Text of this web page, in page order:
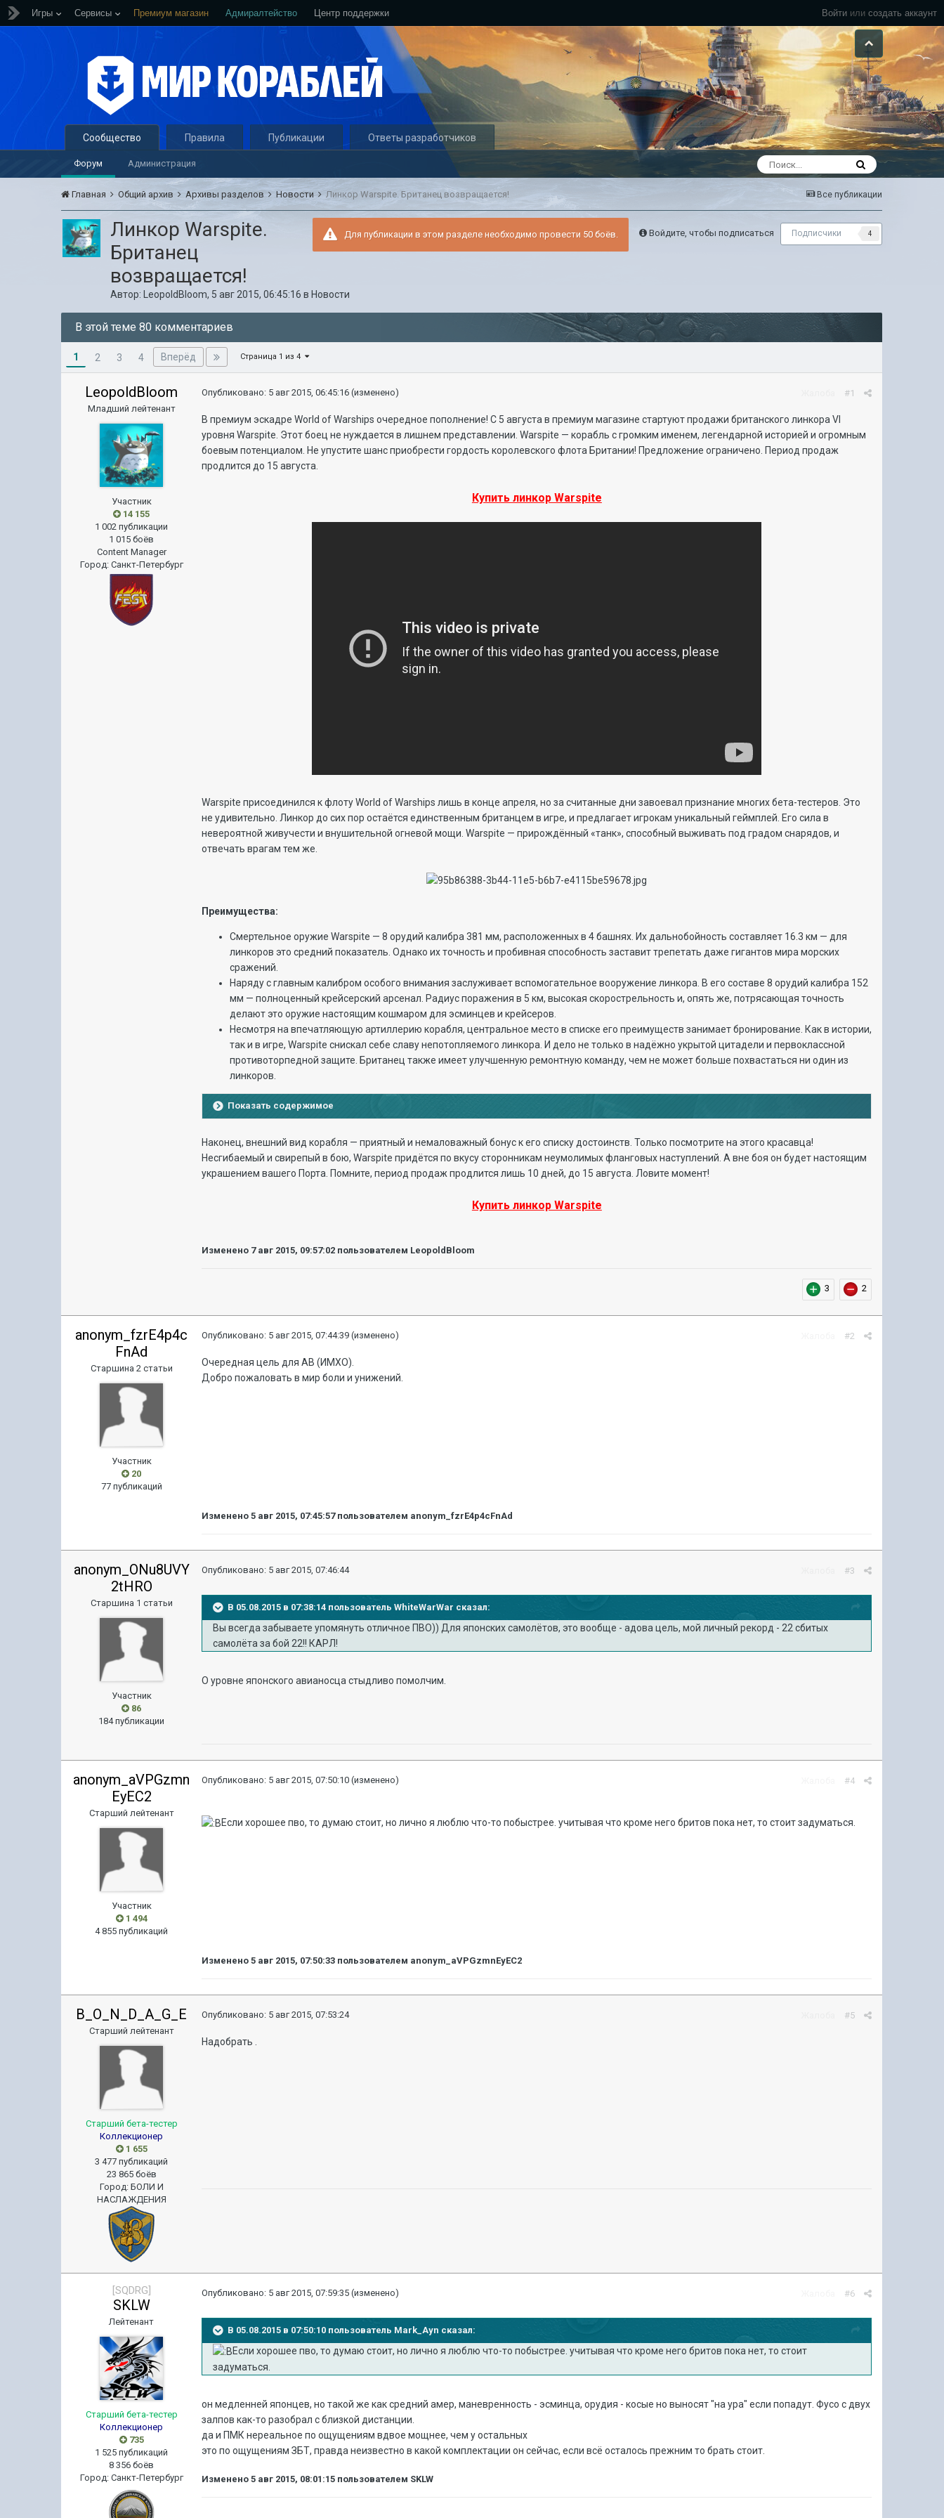
Войти или создать аккаунт
Игры Сервисы Премиум магазин Адмиралтейство Центр поддержки
Сообщество
Форум Администрация
Правила Публикации Ответы разработчиков
Все публикации
Главная Общий архив Архивы разделов Новости Линкор Warspite. Британец возвращается!
Войдите, чтобы подписаться Подписчики 4
Для публикации в этом разделе необходимо провести 50 боёв.
Линкор Warspite.
Британец
возвращается!
Автор: LeopoldBloom, 5 авг 2015, 06:45:16 в Новости
В этой теме 80 комментариев
1 2 3 4 Вперёд Страница 1 из 4
LeopoldBloom
Младший лейтенант
Участник
14 155
1 002 публикации
1 015 боёв
Content Manager
Город: Санкт-Петербург
#1
Опубликовано: 5 авг 2015, 06:45:16 (изменено)
В премиум эскадре World of Warships очередное пополнение! С 5 августа в премиум магазине стартуют продажи британского линкора VI
уровня Warspite. Этот боец не нуждается в лишнем представлении. Warspite — корабль с громким именем, легендарной историей и огромным
боевым потенциалом. Не упустите шанс приобрести гордость королевского флота Британии! Предложение ограничено. Период продаж
продлится до 15 августа.
Купить линкор Warspite
Warspite присоединился к флоту World of Warships лишь в конце апреля, но за считанные дни завоевал признание многих бета-тестеров. Это
не удивительно. Линкор до сих пор остаётся единственным британцем в игре, и предлагает игрокам уникальный геймплей. Его сила в
невероятной живучести и внушительной огневой мощи. Warspite — прирождённый «танк», способный выживать под градом снарядов, и
отвечать врагам тем же.
Преимущества:
Смертельное оружие Warspite — 8 орудий калибра 381 мм, расположенных в 4 башнях. Их дальнобойность составляет 16.3 км — для
линкоров это средний показатель. Однако их точность и пробивная способность заставит трепетать даже гигантов мира морских
сражений.
Наряду с главным калибром особого внимания заслуживает вспомогательное вооружение линкора. В его составе 8 орудий калибра 152
мм — полноценный крейсерский арсенал. Радиус поражения в 5 км, высокая скорострельность и, опять же, потрясающая точность
делают это оружие настоящим кошмаром для эсминцев и крейсеров.
Несмотря на впечатляющую артиллерию корабля, центральное место в списке его преимуществ занимает бронирование. Как в истории,
так и в игре, Warspite снискал себе славу непотопляемого линкора. И дело не только в надёжно укрытой цитадели и первоклассной
противоторпедной защите. Британец также имеет улучшенную ремонтную команду, чем не может больше похвастаться ни один из
линкоров.
Показать содержимое
Наконец, внешний вид корабля — приятный и немаловажный бонус к его списку достоинств. Только посмотрите на этого красавца!
Несгибаемый и свирепый в бою, Warspite придётся по вкусу сторонникам неумолимых фланговых наступлений. А вне боя он будет настоящим
украшением вашего Порта. Помните, период продаж продлится лишь 10 дней, до 15 августа. Ловите момент!
Купить линкор Warspite
Изменено 7 авг 2015, 09:57:02 пользователем LeopoldBloom
3 2
anonym_fzrE4p4c
FnAd
Старшина 2 статьи
Участник
20
77 публикаций
#2
Опубликовано: 5 авг 2015, 07:44:39 (изменено)
Очередная цель для АВ (ИМХО).
Добро пожаловать в мир боли и унижений.
Изменено5 авг 2015, 07:45:57пользователем anonym_fzrE4p4cFnAd
anonym_ONu8UVY
2tHRO
Старшина 1 статьи
Участник
86
184 публикации
#3
Опубликовано: 5 авг 2015, 07:46:44
В 05.08.2015 в 07:38:14 пользователь WhiteWarWar сказал:
Вы всегда забываете упомянуть отличное ПВО)) Для японских самолётов, это вообще - адова цель, мой личный рекорд - 22 сбитых
самолёта за бой 22!! КАРЛ!
О уровне японского авианосца стыдливо помолчим.
anonym_aVPGzmn
EyEC2
Старший лейтенант
Участник
1 494
4 855 публикаций
#4
Опубликовано: 5 авг 2015, 07:50:10 (изменено)
Если хорошее пво, то думаю стоит, но лично я люблю что-то побыстрее. учитывая что кроме него бритов пока нет, то стоит задуматься.
Изменено5 авг 2015, 07:50:33 пользователем anonym_aVPGzmnEyEC2
B_O_N_D_A_G_E
Старший лейтенант
Старший бета-тестер
Коллекционер
1 655
3 477 публикаций
23 865 боёв
Город: БОЛИ И
НАСЛАЖДЕНИЯ
#5
Опубликовано: 5 авг 2015, 07:53:24
Надобрать .
[SQDRG]
SKLW
Лейтенант
Старший бета-тестер
Коллекционер
735
1 525 публикаций
8 356 боёв
Город: Санкт-Петербург
#6
Опубликовано: 5 авг 2015, 07:59:35 (изменено)
В 05.08.2015 в 07:50:10 пользователь Mark_Ayn сказал:
Если хорошее пво, то думаю стоит, но лично я люблю что-то побыстрее. учитывая что кроме него бритов пока нет, то стоит
задуматься.
он медленней японцев, но такой же как средний амер, маневренность - эсминца, орудия - косые но выносят "на ура" если попадут. Фусо с двух
залпов как-то разобрал с близкой дистанции.
да и ПМК нереальное по ощущениям вдвое мощнее, чем у остальных
это по ощущениям ЗБТ, правда неизвестно в какой комплектации он сейчас, если всё осталось прежним то брать стоит.
Изменено5 авг 2015, 08:01:15 пользователем SKLW